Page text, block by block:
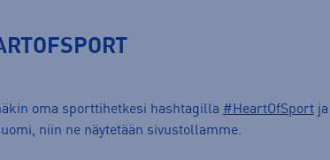
oma sporttihetkesi hashtagilla #HeartOfSport ja
niin ne näytetään sivustollamme.